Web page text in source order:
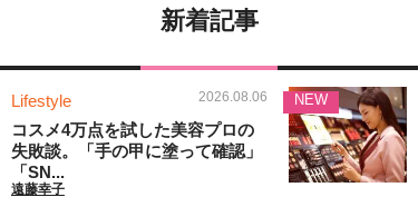
新着記事
Lifestyle 2026.08.06
コスメ4万点を試した美容プロの
失敗談。「手の甲に塗って確認」
「SN...
遠藤幸子
NEW